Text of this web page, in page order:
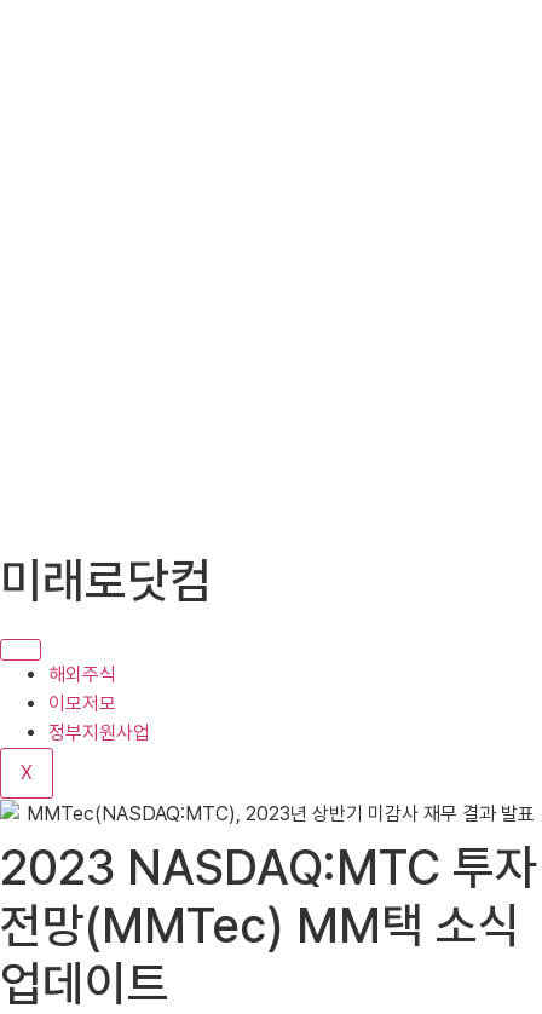
텐
로
기
미래로닷컴
해외주식
이모저모
정부지원사업
X
2023 NASDAQ:MTC 투자
전망(MMTec) MM택 소식
업데이트